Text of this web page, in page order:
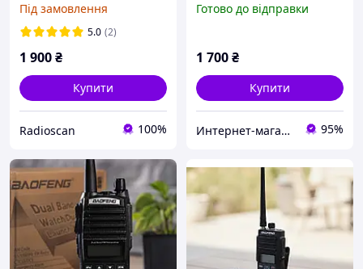
Під замовлення
5.0 (2)
1 900₴
Купити
Radioscan 100%
Готово до відправки
1 700₴
Купити
Интернет-магазин "Находка" 95%